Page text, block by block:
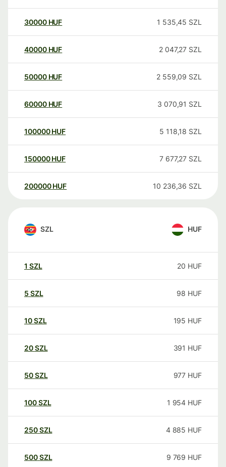
30000 HUF 1 535,45 SZL
40000 HUF 2 047,27 SZL
50000 HUF 2 559,09 SZL
60000 HUF 3 070,91 SZL
100000 HUF 5 118,18 SZL
150000 HUF 7 677,27 SZL
200000 HUF 10 236,36 SZL
SZL HUF
1 SZL 20 HUF
5 SZL 98 HUF
10SZL 195 HUF
20SZL 391 HUF
50SZL 977 HUF
100SZL 1 954 HUF
250SZL 4 885 HUF
500SZL 9 769 HUF